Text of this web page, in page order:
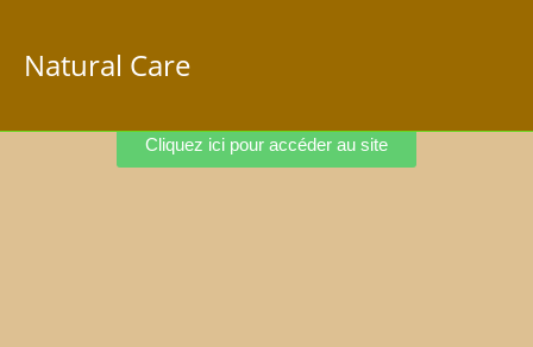
Natural Care
Cliquez ici pour accéder au site